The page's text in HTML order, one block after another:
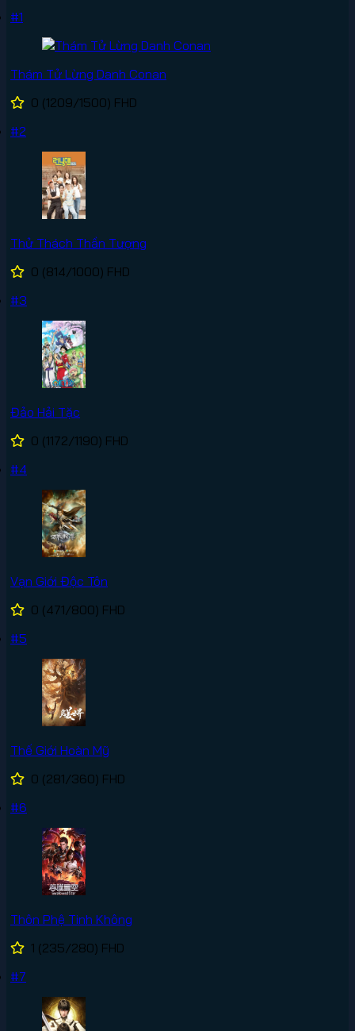
#1
Thám Tử Lừng Danh Conan
0 (1209/1500) FHD
#2
Thử Thách Thần Tượng
0 (814/1000) FHD
#3
Đảo Hải Tặc
0 (1172/1190) FHD
#4
Vạn Giới Độc Tôn
0 (471/800) FHD
#5
Thế Giới Hoàn Mỹ
0 (281/360) FHD
#6
Thôn Phệ Tinh Không
1 (235/280) FHD
#7